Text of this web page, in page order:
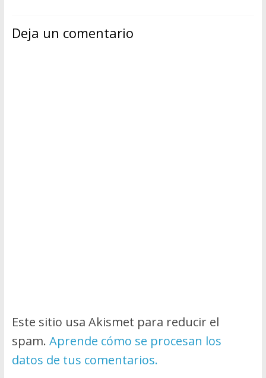
Deja un comentario
Este sitio usa Akismet para reducir el
spam. Aprende cómo se procesan los
datos de tus comentarios.